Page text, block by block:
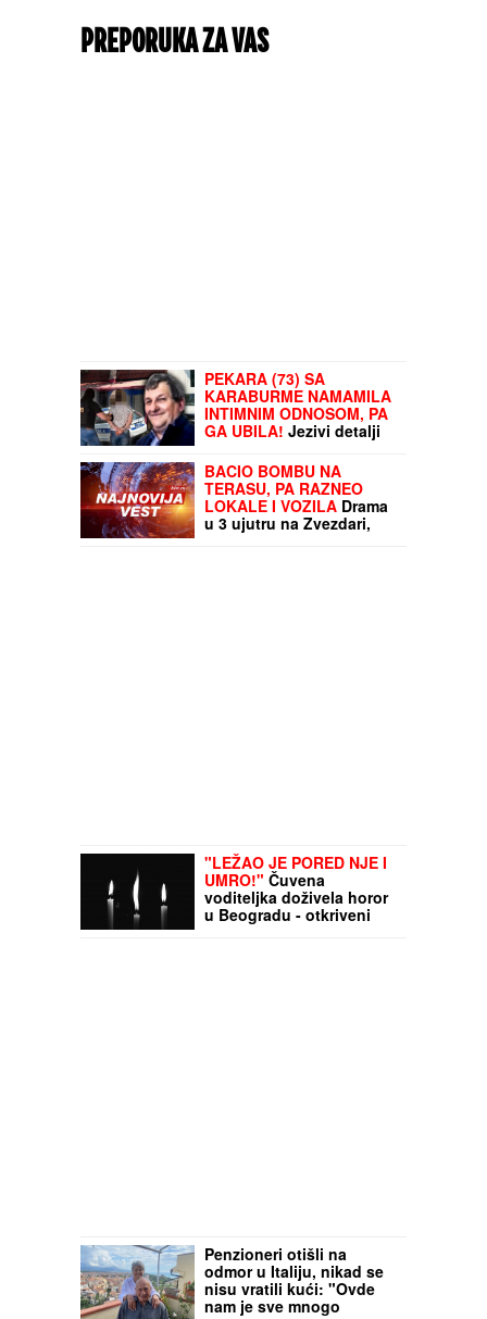
PREPORUKA ZA VAS
PEKARA (73) SA
KARABURME NAMAMILA
INTIMNIM ODNOSOM, PA
GA UBILA! Jezivi detalji
pertlama RUKE I NOGE!
BACIO BOMBU NA
TERASU, PA RAZNEO
LOKALE I VOZILA Drama
u 3 ujutru na Zvezdari,
"LEŽAO JE PORED NJE I
UMRO!" Čuvena
voditeljka doživela horor
u Beogradu - otkriveni
Penzioneri otišli na
odmor u Italiju, nikad se
nisu vratili kući: "Ovde
nam je sve mnogo